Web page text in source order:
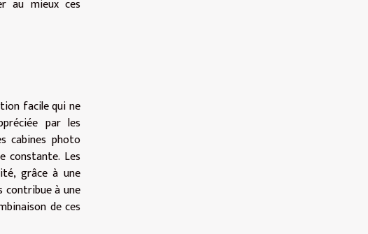
au mieux ces
facile qui ne
par les
cabines photo
constante. Les
grâce à une
contribue à une
de ces